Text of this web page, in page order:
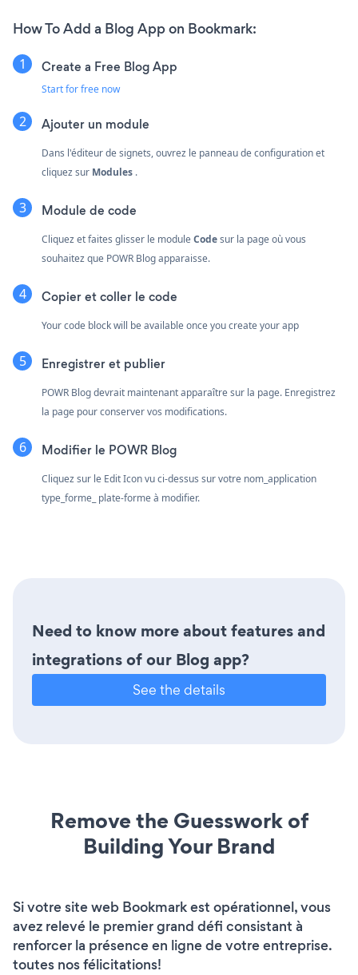
How To Add a Blog App on Bookmark:
Create a Free Blog App
Start for free now
Ajouter un module
Dans l'éditeur de signets, ouvrez le panneau de configuration et
cliquez sur Modules .
Module de code
Cliquez et faites glisser le moduleCodesur la page où vous
souhaitez que POWR Blog apparaisse.
Copier et coller le code
Your code block will be available once you create your app
Enregistrer et publier
POWR Blog devrait maintenant apparaître sur la page. Enregistrez
la page pour conserver vos modifications.
Modifier le POWR Blog
Cliquez sur le Edit Iconvu ci-dessus sur votre nom_application
type_forme_ plate-forme à modifier.
Need to know more about features and
integrations of our Blog app?
See the details
Remove the Guesswork of
Building Your Brand
Si votre site web Bookmark est opérationnel, vous
avez relevé le premier grand défi consistant à
renforcer la présence en ligne de votre entreprise.
toutes nos félicitations!